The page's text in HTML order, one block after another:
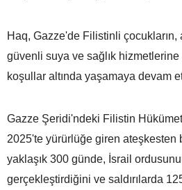
Haq, Gazze'de Filistinli çocukların,
güvenli suya ve sağlık hizmetlerine
koşullar altında yaşamaya devam
Gazze Şeridi'ndeki Filistin
2025'te yürürlüğe giren ateşkesten
yaklaşık 300 günde, İsrail
gerçekleştirdiğini ve saldırılarda